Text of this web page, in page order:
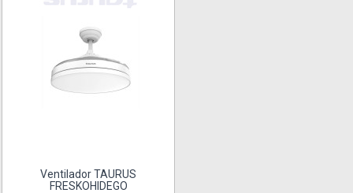
Ventilador TAURUS
FRESKOHIDEGO